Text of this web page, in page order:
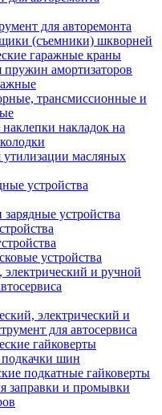
для авторемонта
(съемники) шкворней
гаражные краны
амортизаторов
трансмиссионные и
накладок на
масляных
устройства
устройства
устройства
и ручной
электрический и
для автосервиса
гайковерты
шин
подкатные гайковерты
заправки и промывки